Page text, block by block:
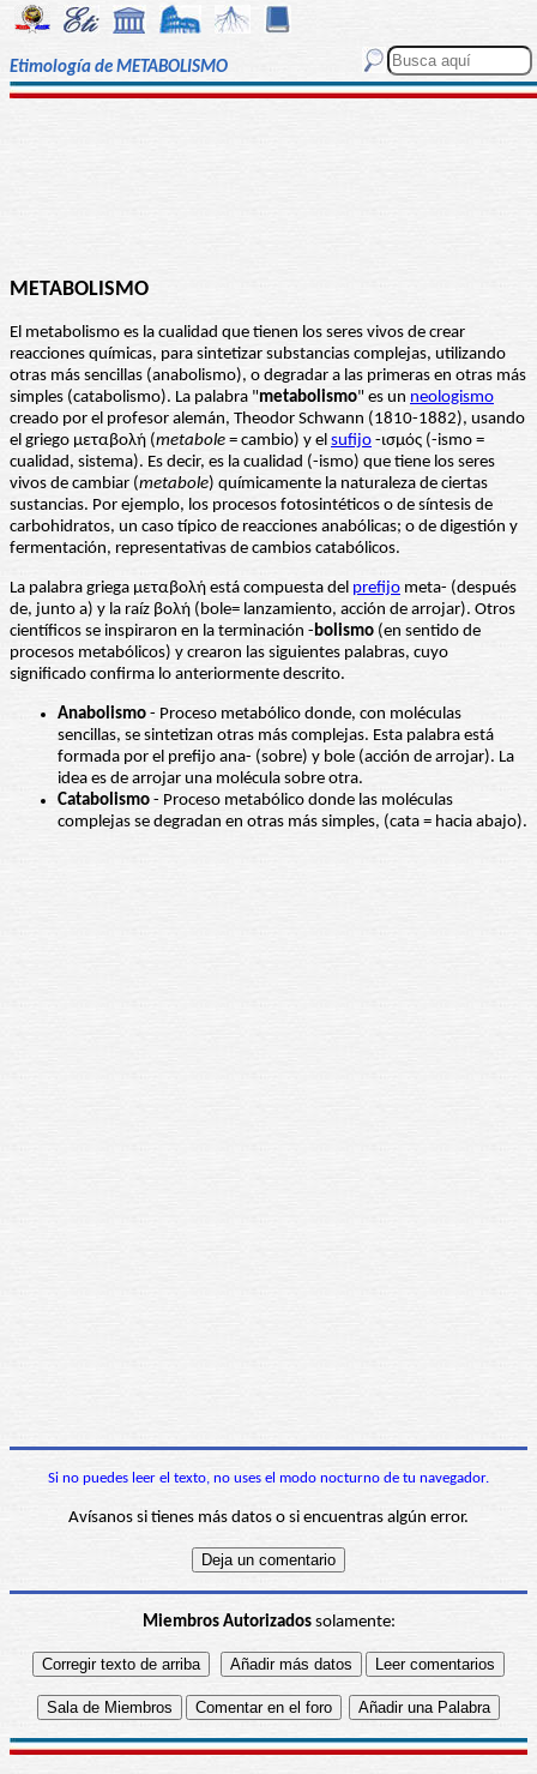
Etimología de METABOLISMO
METABOLISMO
El metabolismo es la cualidad que tienen los seres vivos de crear
reacciones químicas, para sintetizar substancias complejas, utilizando
otras más sencillas (anabolismo), o degradar a las primeras en otras más
simples (catabolismo). La palabra "metabolismo" es un neologismo
creado por el profesor alemán, Theodor Schwann (1810-1882), usando
el griego μεταβολή (metabole = cambio) y el sufijo -ισμός (-ismo =
cualidad, sistema). Es decir, es la cualidad (-ismo) que tiene los seres
vivos de cambiar (metabole) químicamente la naturaleza de ciertas
sustancias. Por ejemplo, los procesos fotosintéticos o de síntesis de
carbohidratos, un caso típico de reacciones anabólicas; o de digestión y
fermentación, representativas de cambios catabólicos.
La palabra griega μεταβολή está compuesta del prefijo meta- (después
de, junto a) y la raíz βολή (bole= lanzamiento, acción de arrojar). Otros
científicos se inspiraron en la terminación -bolismo (en sentido de
procesos metabólicos) y crearon las siguientes palabras, cuyo
significado confirma lo anteriormente descrito.
Anabolismo - Proceso metabólico donde, con moléculas
sencillas, se sintetizan otras más complejas. Esta palabra está
formada por el prefijo ana- (sobre) y bole (acción de arrojar). La
idea es de arrojar una molécula sobre otra.
Catabolismo - Proceso metabólico donde las moléculas
complejas se degradan en otras más simples, (cata = hacia abajo).
Si no puedes leer el texto, no uses el modo nocturno de tu navegador.
Avísanos si tienes más datos o si encuentras algún error.
Miembros Autorizadossolamente: